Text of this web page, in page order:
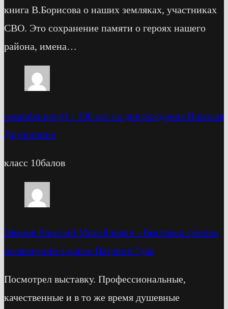
книга В.Борисова о наших земляках, участниках
СВО. Это сохранение памяти о героях нашего
района, имена…
sosamba-novg1 - 100 лет со дня рождения Николая
Дружинина
класс 10балов
Иванов Василий Михайлович - Выставка стихов-
посвящений в парке Патриот-Тула
Посмотрел выставку. Профессиональные,
качественные и в то же время душевные